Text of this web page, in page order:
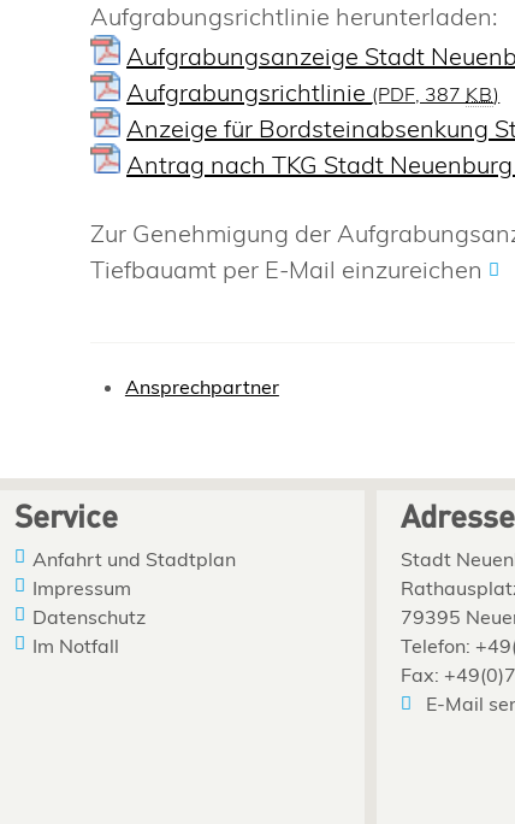
Aufgrabungsrichtlinie herunterladen:
Aufgrabungsanzeige Stadt
Aufgrabungsrichtlinie (PDF, 387 KB)
Anzeige für Bordsteinabsenkung
Antrag nach TKG Stadt
Zur Genehmigung der
Tiefbauamt per E-Mail einzureichen
Ansprechpartner
Service
Anfahrt und Stadtplan
Impressum
Datenschutz
Im Notfall
Adresse
Stadt
79395
Telefon:
Fax:
E-Mail